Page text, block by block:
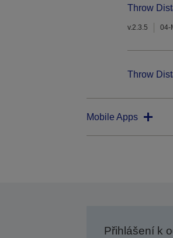
Throw
v.2.3.5 04-
Throw
Mobile Apps
Přihlášení k